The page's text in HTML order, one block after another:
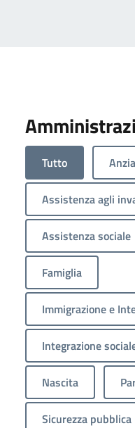
Tutto
Assistenza agli
Assistenza sociale
Famiglia
Immigrazione e
Integrazione
Nascita
Sicurezza pubblica